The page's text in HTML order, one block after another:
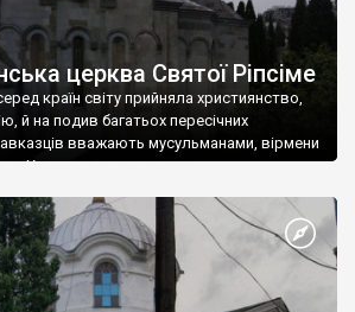
церква Святої Ріпсіме
країн світу прийняла християнство,
й на подив багатьох пересічних
кавказців вважають мусульманами, вірмени
Христа